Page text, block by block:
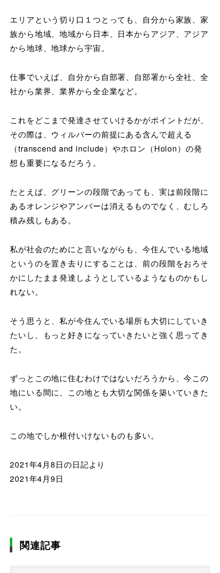
エリアという切り口１つとっても、自分から家族、家
族から地域、地域から日本、日本からアジア、アジア
から地球、地球から宇宙。
仕事でいえば、自分から自部署、自部署から全社、全
社から業界、業界から全企業など。
これをどこまで発達させていけるかがポイントだが、
その際は、ウィルバーの前提にある含んで超える
（transcend and include）やホロン（Holon）の発
想も重要になるだろう。
たとえば、グリーンの段階であっても、実は前段階に
あるオレンジやアンバーは消えるものでなく、むしろ
積み残しもある。
私が社会のためにと言いながらも、今住んでいる地域
というのを置き去りにすることは、前の段階をおろそ
かにしたまま発達しようとしているようなものかもし
れない。
そう思うと、私が今住んでいる場所も大切にしていき
たいし、もっと好きになっていきたいと強く思ってき
た。
ずっとこの地に住むわけではないだろうから、今この
地にいる間に、この地とも大切な関係を築いていきた
い。
この地でしか根付いけないものも多い。
2021年4月8日の日記より
2021年4月9日
関連記事